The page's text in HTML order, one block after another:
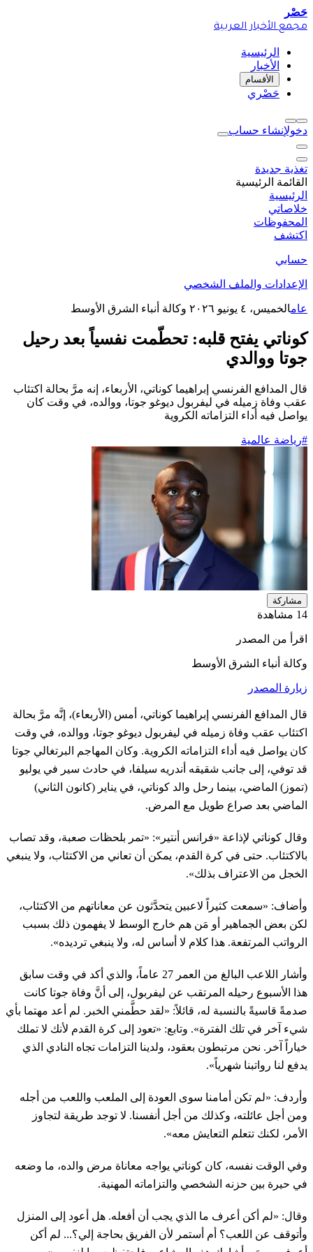
حَصْر
مجمع الأخبار العربية
الرئيسية
الأخبار
الأقسام
حَصْري
دخولإنشاء حساب
تغذية جديدة
القائمة الرئيسية
الرئيسية
خلاصاتي
المحفوظات
اكتشف
حسابي
الإعدادات والملف الشخصي
عامالخميس، ٤ يونيو ٢٠٢٦ وكالة أنباء الشرق الأوسط
كوناتي يفتح قلبه: تحطّمت نفسياً بعد رحيل
جوتا ووالدي
قال المدافع ‌الفرنسي إبراهيما كوناتي، الأربعاء، إنه مرَّ بحالة اكتئاب
عقب وفاة زميله في ليفربول ديوغو جوتا، ووالده، في وقت كان ​
يواصل فيه أداء التزاماته الكروية
#رياضة عالمية
مشاركة
14 مشاهدة
اقرأ من المصدر
وكالة أنباء الشرق الأوسط
زيارة المصدر
قال المدافع ‌الفرنسي إبراهيما كوناتي، أمس (الأربعاء)، إنَّه مرَّ بحالة
اكتئاب عقب وفاة زميله في ليفربول ديوغو جوتا، ووالده، في وقت
كان ​يواصل فيه أداء التزاماته الكروية. وكان المهاجم البرتغالي جوتا
قد توفي، إلى جانب شقيقه أندريه سيلفا، في حادث سير في يوليو
(تموز) الماضي، بينما رحل والد كوناتي، في يناير (كانون الثاني)
الماضي بعد صراع طويل مع المرض.
وقال كوناتي لإذاعة «فرانس أنتير»: «تمر بلحظات صعبة، وقد تصاب
بالاكتئاب. حتى في كرة القدم، يمكن أن تعاني من الاكتئاب، ‌ولا ينبغي
الخجل من ‌الاعتراف بذلك».
وأضاف: «سمعت كثيراً لاعبين يتحدَّثون ​عن ‌معاناتهم ⁠من ​الاكتئاب،
لكن بعض ⁠الجماهير أو مَن هم خارج الوسط لا يفهمون ذلك بسبب
الرواتب المرتفعة. هذا كلام لا أساس له، ولا ينبغي ترديده».
وأشار اللاعب البالغ من العمر 27 عاماً، والذي أكد في وقت سابق
هذا الأسبوع رحيله المرتقب عن ليفربول، إلى أنَّ وفاة جوتا كانت
صدمةً قاسيةً بالنسبة له، ⁠قائلاً: «لقد حطَّمني الخبر. لم أعد مهتما بأي
‌شيء آخر في تلك الفترة». وتابع: «تعود إلى ‌كرة القدم لأنك لا تملك ​
خياراً آخر. نحن مرتبطون بعقود، ‌ولدينا التزامات تجاه النادي الذي
يدفع لنا رواتبنا شهرياً».
وأردف: «لم ‌تكن أمامنا سوى العودة إلى الملعب واللعب من أجله
ومن أجل عائلته، وكذلك من أجل أنفسنا. لا توجد طريقة لتجاوز
الأمر، لكنك تتعلم التعايش معه».
وفي الوقت نفسه، كان كوناتي يواجه ‌معاناة مرض والده، ما وضعه
في حيرة بين حزنه الشخصي والتزاماته المهنية.
وقال: «لم أكن أعرف ما ⁠الذي يجب ⁠أن أفعله. هل أعود إلى المنزل
وأتوقف عن اللعب؟ أم أستمر لأن الفريق بحاجة إلي؟... لم أكن